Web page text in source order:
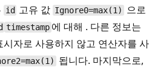
id 고유 값 Ignore0=max(1)
으로
timestamp 에 대해 . 다른 정보는
자로 사용하지 않고 연산자를 사
됩니다. 마지막으로,